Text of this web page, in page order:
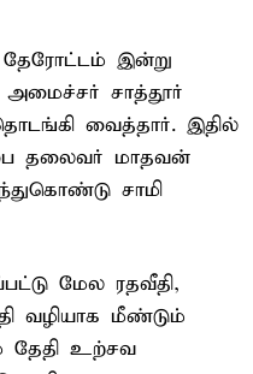
தேரோட்டம் இன்று
சாத்தூர்
வைத்தார். இதில்
தலைவர் மாதவன்
சாமி
மேல ரதவீதி,
வழியாக மீண்டும்
தேதி உற்சவ